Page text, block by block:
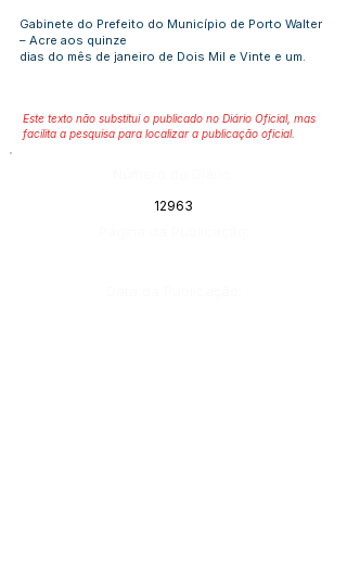
Gabinete do Prefeito do Município de Porto Walter
– Acre aos quinze
dias do mês de janeiro de Dois Mil e Vinte e um.
Este texto não substitui o publicado no Diário Oficial, mas
facilita a pesquisa para localizar a publicação oficial.
12963